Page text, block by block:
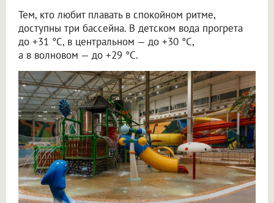
Тем, кто любит плавать в спокойном ритме,
доступны три бассейна. В детском вода прогрета
до +31 °C, в центральном — до +30 °C,
а в волновом — до +29 °C.